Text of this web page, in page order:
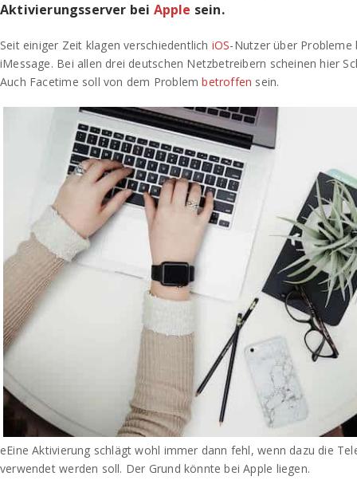
Aktivierungsserver bei Apple sein.
Seit einiger Zeit klagen verschiedentlich iOS-Nutzer über Probleme
iMessage. Bei allen drei deutschen Netzbetreibern scheinen hier
Auch Facetime soll von dem Problembetroffen sein.
eEine Aktivierung schlägt wohl immer dann fehl, wenn dazu die
verwendet werden soll. Der Grund könnte bei Apple liegen.